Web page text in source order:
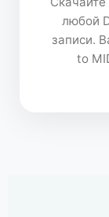
любой
записи.
to